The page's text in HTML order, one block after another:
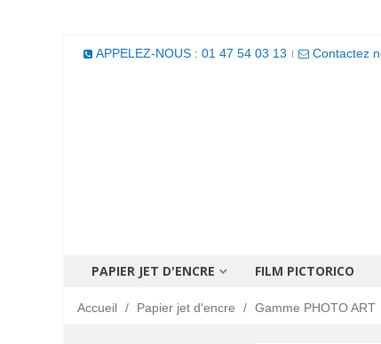
APPELEZ-NOUS : 01 47 54 03 13 Contactez
PAPIER JET D'ENCRE FILM PICTORICO
Accueil / Papier jet d'encre / Gamme PHOTO ART